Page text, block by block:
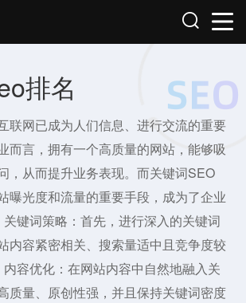
排名
联网已成为人们信息、进行交流的重要
而言，拥有一个高质量的网站，能够吸
，从而提升业务表现。而关键词SEO
曝光度和流量的重要手段，成为了企业
键词策略：首先，进行深入的关键词
内容紧密相关、搜索量适中且竞争度较
容优化：在网站内容中自然地融入关
质量、原创性强，并且保持关键词密度